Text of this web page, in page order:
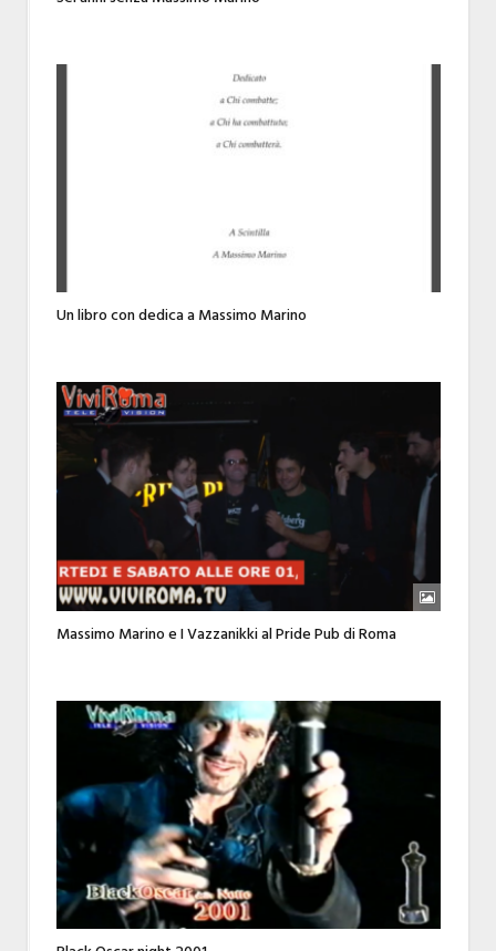
Un libro con dedica a Massimo Marino
Massimo Marino e I Vazzanikki al Pride Pub di Roma